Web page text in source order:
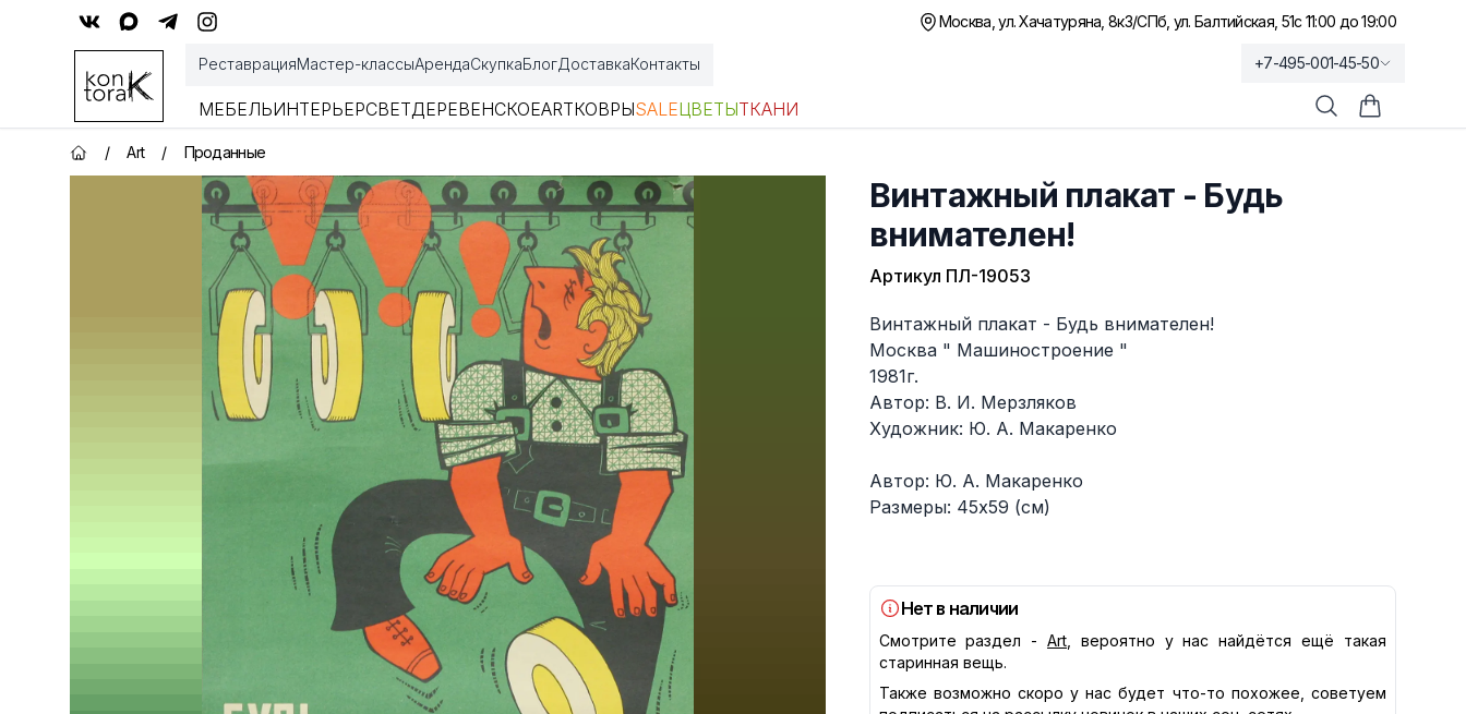
Москва, ул. Хачатуряна, 8к3/СПб, ул. Балтийская, 51с 11:00 до 19:00
РеставрацияМастер-классыАрендаСкупкаБлогДоставкаКонтакты
МЕБЕЛЬИНТЕРЬЕРСВЕТДЕРЕВЕНСКОЕARTКОВРЫSALEЦВЕТЫТКАНИ
+7-495-001-45-50
ПоискКорзина
Главная страница
/ Art / Проданные
Винтажный плакат - Будь
внимателен!
Артикул ПЛ-19053
Описание
Винтажный плакат - Будь внимателен!
Москва " Машиностроение "
1981г.
Автор: В. И. Мерзляков
Художник: Ю. А. Макаренко
Автор: Ю. А. Макаренко
Размеры: 45х59 (см)
Нет в наличии
Смотрите раздел - Art , вероятно у нас найдётся ещё такая
старинная вещь.
Также возможно скоро у нас будет что-то похожее, советуем